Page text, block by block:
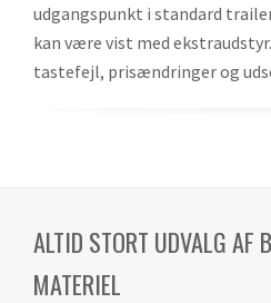
udgangspunkt i standard
kan være vist med
tastefejl, prisændringer og
ALTID STORT UDVALG AF
MATERIEL